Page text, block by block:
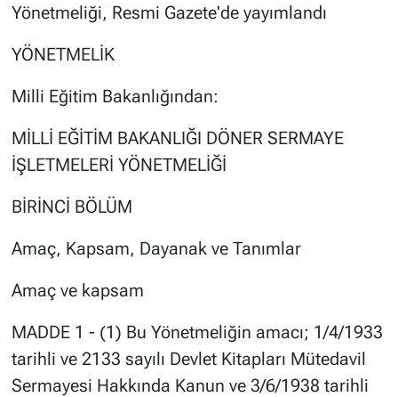
Yönetmeliği, Resmi Gazete'de yayımlandı
YÖNETMELİK
Milli Eğitim Bakanlığından:
MİLLİ EĞİTİM BAKANLIĞI DÖNER SERMAYE
İŞLETMELERİ YÖNETMELİĞİ
BİRİNCİ BÖLÜM
Amaç, Kapsam, Dayanak ve Tanımlar
Amaç ve kapsam
MADDE 1 - (1) Bu Yönetmeliğin amacı; 1/4/1933
tarihli ve 2133 sayılı Devlet Kitapları Mütedavil
Sermayesi Hakkında Kanun ve 3/6/1938 tarihli